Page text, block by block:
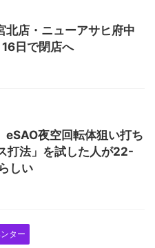
北店・ニューアサヒ府中
日で閉店へ
eSAO夜空回転体狙い打ち
打法」を試した人が22-
しい
ター